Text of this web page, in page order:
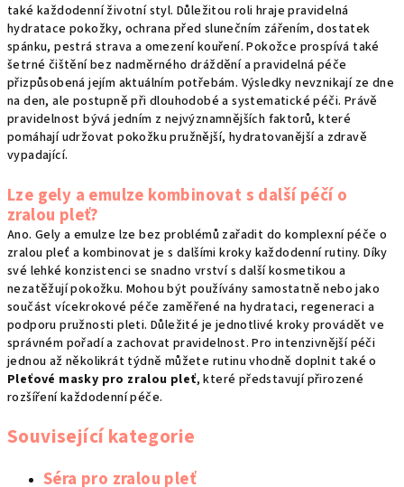
také každodenní životní styl. Důležitou roli hraje pravidelná
hydratace pokožky, ochrana před slunečním zářením, dostatek
spánku, pestrá strava a omezení kouření. Pokožce prospívá také
šetrné čištění bez nadměrného dráždění a pravidelná péče
přizpůsobená jejím aktuálním potřebám. Výsledky nevznikají ze dne
na den, ale postupně při dlouhodobé a systematické péči. Právě
pravidelnost bývá jedním z nejvýznamnějších faktorů, které
pomáhají udržovat pokožku pružnější, hydratovanější a zdravě
vypadající.
Lze gely a emulze kombinovat s další péčí o
zralou pleť?
Ano. Gely a emulze lze bez problémů zařadit do komplexní péče o
zralou pleť a kombinovat je s dalšími kroky každodenní rutiny. Díky
své lehké konzistenci se snadno vrství s další kosmetikou a
nezatěžují pokožku. Mohou být používány samostatně nebo jako
součást vícekrokové péče zaměřené na hydrataci, regeneraci a
podporu pružnosti pleti. Důležité je jednotlivé kroky provádět ve
správném pořadí a zachovat pravidelnost. Pro intenzivnější péči
jednou až několikrát týdně můžete rutinu vhodně doplnit také o
Pleťové masky pro zralou pleť, které představují přirozené
rozšíření každodenní péče.
Související kategorie
Séra pro zralou pleť